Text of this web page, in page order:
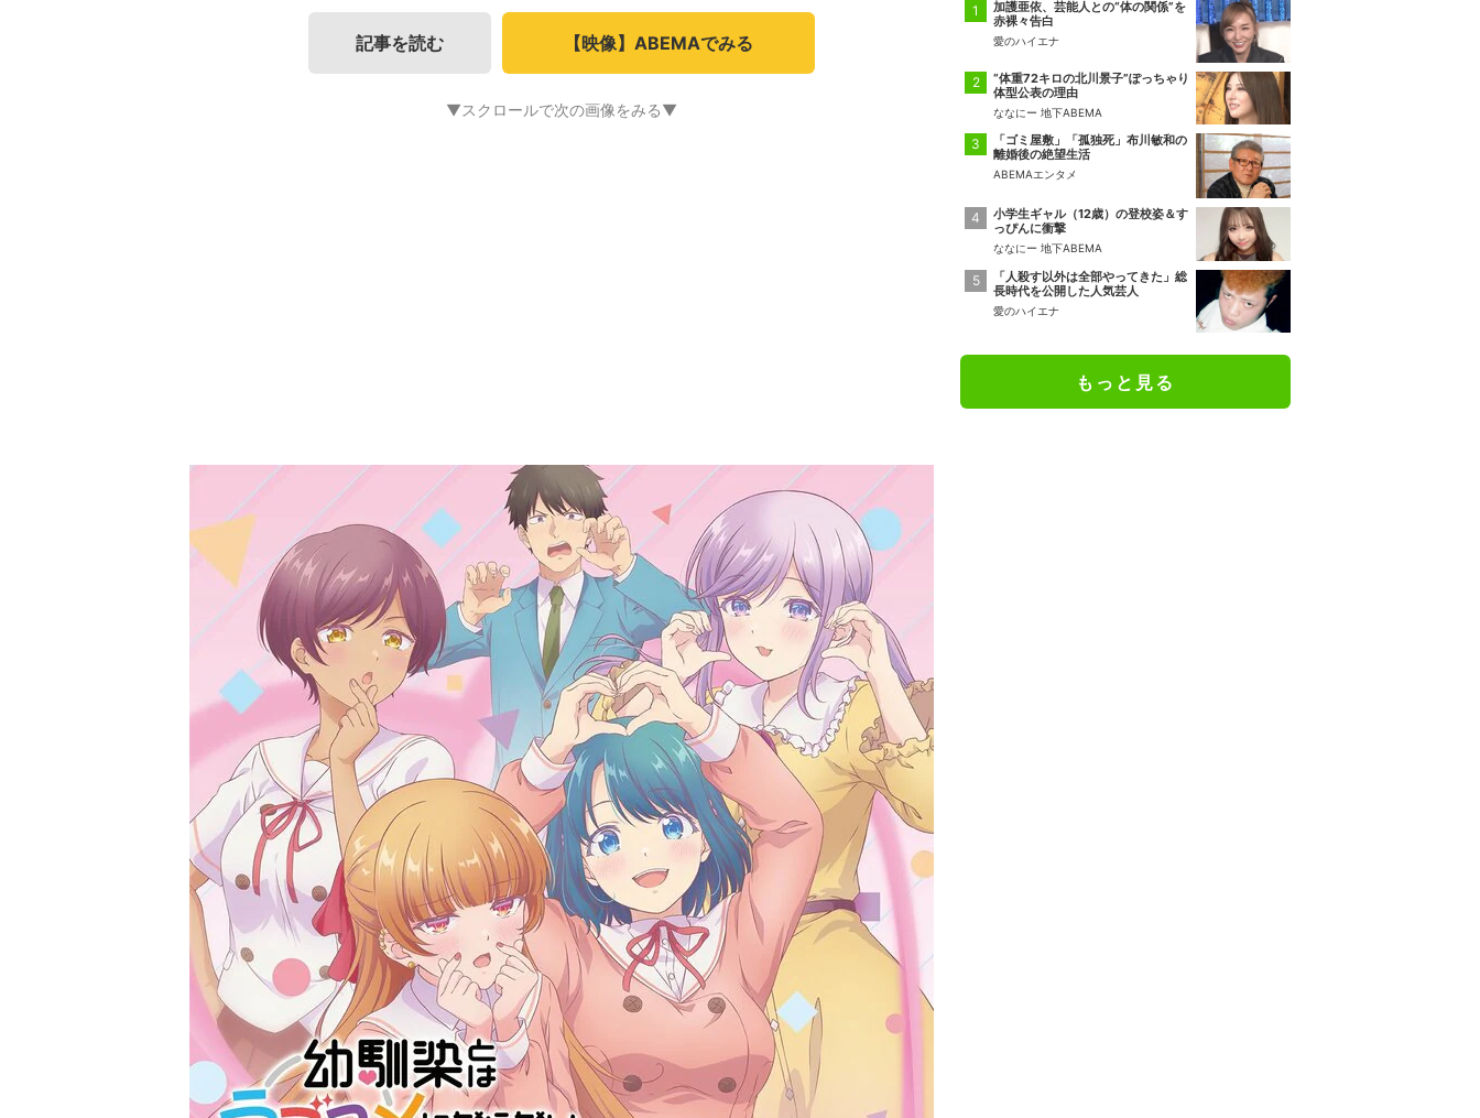
記事を読む 【映像】ABEMAでみる
▼スクロールで次の画像をみる▼
加護亜依、芸能人との“体の関係”を
赤裸々告白
愛のハイエナ
“体重72キロの北川景子”ぽっちゃり
体型公表の理由
ななにー 地下ABEMA
「ゴミ屋敷」「孤独死」布川敏和の
離婚後の絶望生活
ABEMAエンタメ
小学生ギャル（12歳）の登校姿＆す
っぴんに衝撃
ななにー 地下ABEMA
「人殺す以外は全部やってきた」総
長時代を公開した人気芸人
愛のハイエナ
もっと見る